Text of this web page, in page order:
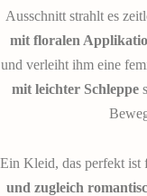
Ausschnitt strahlt es
mit floralen
und verleiht ihm eine
mit leichter Schleppe
Ein Kleid, das perfekt ist
und zugleich